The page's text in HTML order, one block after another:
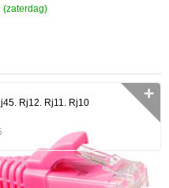
(zaterdag)
Rj12. Rj11. Rj10
✛